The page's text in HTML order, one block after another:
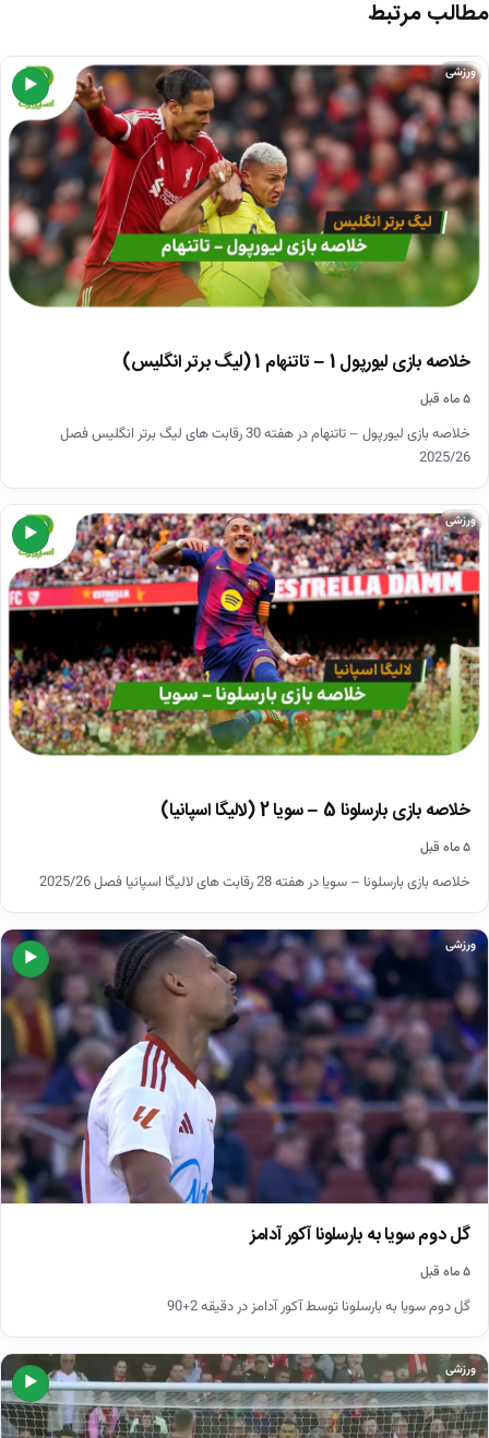
مطالب مرتبط
▶
ورزشی
خلاصه بازی لیورپول 1 – تاتنهام 1 (لیگ برتر انگلیس)
۵ ماه قبل
خلاصه بازی لیورپول – تاتنهام در هفته 30 رقابت های لیگ برتر انگلیس فصل
2025/26
▶
ورزشی
خلاصه بازی بارسلونا 5 – سویا 2 (لالیگا اسپانیا)
۵ ماه قبل
خلاصه بازی بارسلونا – سویا در هفته 28 رقابت های لالیگا اسپانیا فصل 2025/26
▶
ورزشی
گل دوم سویا به بارسلونا آکور آدامز
۵ ماه قبل
گل دوم سویا به بارسلونا توسط آکور آدامز در دقیقه 2+90
▶
ورزشی